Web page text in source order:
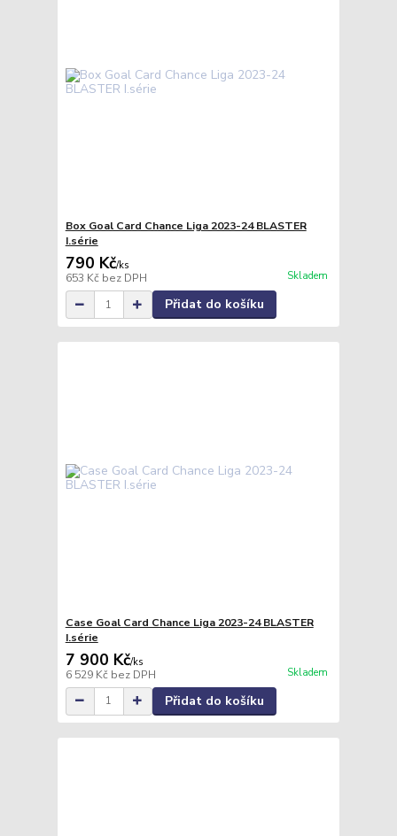
Box Goal Card Chance Liga 2023-24 BLASTER
I.série
790 Kč/ks
653 Kč bez DPH Skladem
Přidat do košíku
Case Goal Card Chance Liga 2023-24 BLASTER
I.série
7 900 Kč/ks
6 529 Kč bez DPH Skladem
Přidat do košíku